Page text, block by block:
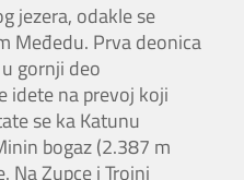
jezera, odakle se
Međedu. Prva deonica
gornji deo
idete na prevoj koji
se ka Katunu
bogaz (2.387 m
Na Zupce i Trojni